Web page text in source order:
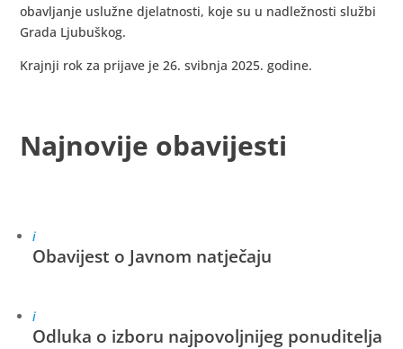
obavljanje uslužne djelatnosti, koje su u nadležnosti službi
Grada Ljubuškog.
Krajnji rok za prijave je 26. svibnja 2025. godine.
Najnovije obavijesti
i
Obavijest o Javnom natječaju
i
Odluka o izboru najpovoljnijeg ponuditelja